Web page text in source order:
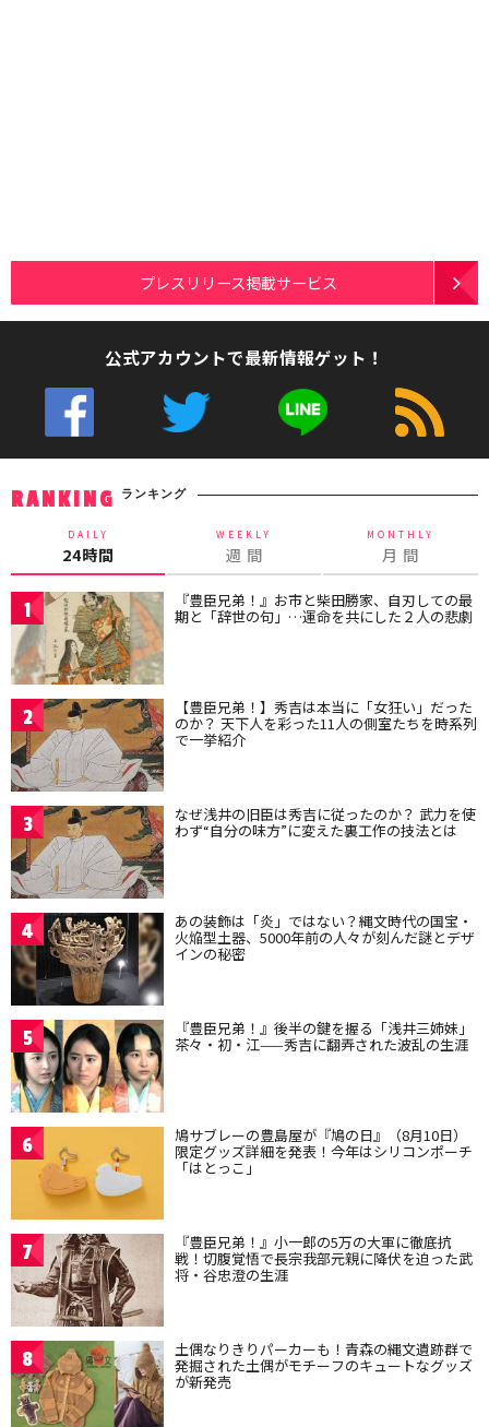
プレスリリース掲載サービス
公式アカウントで最新情報ゲット！
RANKING ランキング
DAILY
24時間
WEEKLY
週 間
MONTHLY
月 間
1 『豊臣兄弟！』お市と柴田勝家、自刃しての最
期と「辞世の句」…運命を共にした２人の悲劇
2 【豊臣兄弟！】秀吉は本当に「女狂い」だった
のか？ 天下人を彩った11人の側室たちを時系列
で一挙紹介
3 なぜ浅井の旧臣は秀吉に従ったのか？ 武力を使
わず“自分の味方”に変えた裏工作の技法とは
4 あの装飾は「炎」ではない？縄文時代の国宝・
火焔型土器、5000年前の人々が刻んだ謎とデザ
インの秘密
5 『豊臣兄弟！』後半の鍵を握る「浅井三姉妹」
茶々・初・江——秀吉に翻弄された波乱の生涯
6 鳩サブレーの豊島屋が『鳩の日』（8月10日）
限定グッズ詳細を発表！今年はシリコンポーチ
「はとっこ」
7 『豊臣兄弟！』小一郎の5万の大軍に徹底抗
戦！切腹覚悟で長宗我部元親に降伏を迫った武
将・谷忠澄の生涯
8 土偶なりきりパーカーも！青森の縄文遺跡群で
発掘された土偶がモチーフのキュートなグッズ
が新発売